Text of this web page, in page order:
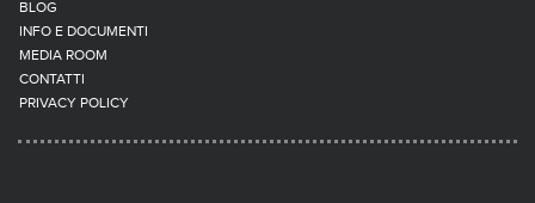
BLOG
INFO E DOCUMENTI
MEDIA ROOM
CONTATTI
PRIVACY POLICY